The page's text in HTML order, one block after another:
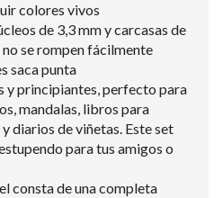
colores vivos
de 3,3 mm y carcasas de
se rompen fácilmente
saca punta
y principiantes, perfecto para
mandalas, libros para
diarios de viñetas. Este set
para tus amigos o
consta de una completa